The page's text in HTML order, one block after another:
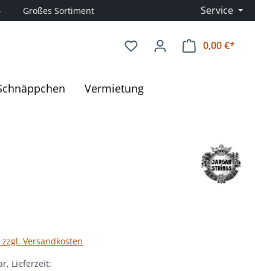
Großes Sortiment Service
0,00 €*
Vermietung
Versandkosten
Lieferzeit: